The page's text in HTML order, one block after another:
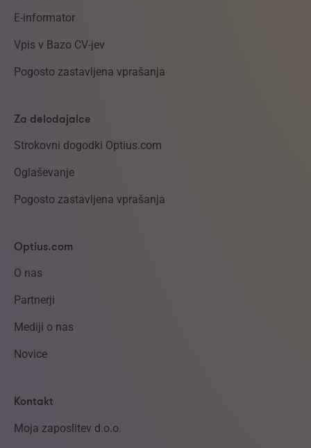
E-informator
Vpis v Bazo CV-jev
Pogosto zastavljena vprašanja
Za delodajalce
Strokovni dogodki Optius.com
Oglaševanje
Pogosto zastavljena vprašanja
Optius.com
O nas
Partnerji
Mediji o nas
Novice
Kontakt
Moja zaposlitev d.o.o.